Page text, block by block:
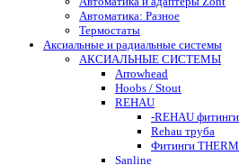
Автоматика: Разное
Термостаты
Аксиальные и радиальные системы
АКСИАЛЬНЫЕ СИСТЕМЫ
Arrowhead
Hoobs / Stout
REHAU
-REHAU фитинги
Rehau труба
Фитинги
Sanline